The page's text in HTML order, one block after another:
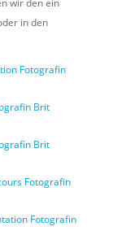
wir den ein
in den